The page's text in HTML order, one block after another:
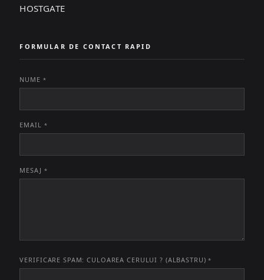
HOSTGATE
FORMULAR DE CONTACT RAPID
NUME *
EMAIL *
MESAJ *
VERIFICARE SPAM: CULOAREA CERULUI ? (ALBASTRU)*